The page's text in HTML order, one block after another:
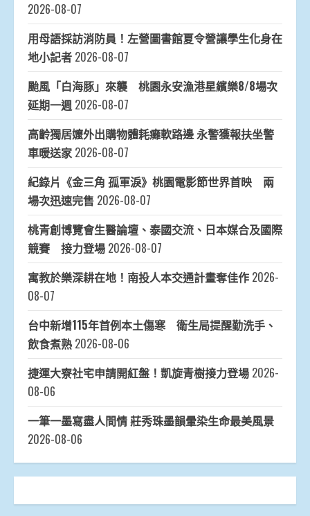
2026-08-07
用母語採訪消防員！左營圖書館夏令營讓學生化身在
地小記者 2026-08-07
颱風「白海豚」來襲 桃園永安漁港星繽樂8/8場次
延期一週 2026-08-07
高齡獨居嬤外出購物體耗癱軟路邊 永警獲報扶坐警
車暖送家 2026-08-07
紀錄片《金三角 孤軍淚》桃園電影節世界首映 兩
場次迅速完售 2026-08-07
桃青創博覽會生醫論壇、泰國交流、日本媒合及國際
競賽 接力登場 2026-08-07
寓教於樂深耕在地！南投人本交通計畫奪佳作 2026-
08-07
台中新增115年首例本土傷寒 衛生局提醒勤洗手、
飲食煮熟 2026-08-06
捷運大寮社宅申請開紅盤！凱旋青樹接力登場 2026-
08-06
一筆一墨寫盡人間情 莊秀珠墨韻暈染生命最美風景
2026-08-06